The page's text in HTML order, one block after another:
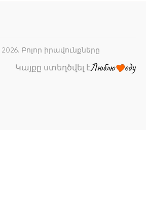
2026. Բոլոր իրավունքները
Կայքը ստեղծվել է